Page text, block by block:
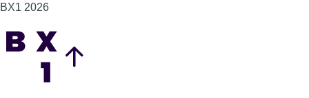
BX1 2026